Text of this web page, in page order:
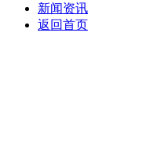
新闻资讯
返回首页